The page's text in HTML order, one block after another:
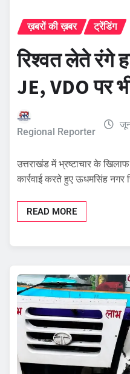
ख़बरों की ख़बर ट्रेंडिंग
रिश्वत लेते रंगे
JE, VDO पर
Regional Reporter
उत्तराखंड में भ्रष्टाचार के
कार्रवाई करते हुए ऊधमसिंह
READ MORE